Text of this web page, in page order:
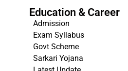
Education & Career
Admission
Exam Syllabus
Govt Scheme
Sarkari Yojana